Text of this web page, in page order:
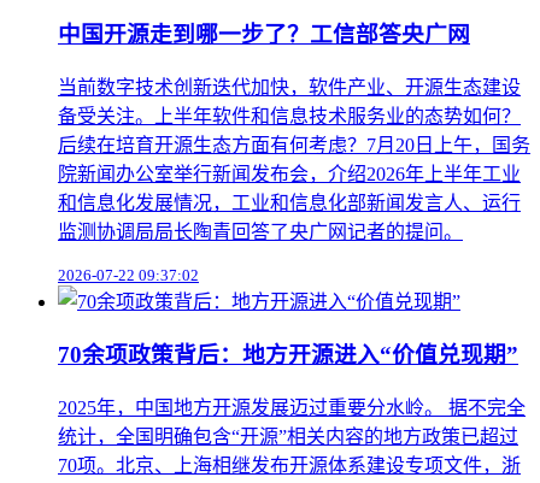
中国开源走到哪一步了？工信部答央广网
当前数字技术创新迭代加快，软件产业、开源生态建设
备受关注。上半年软件和信息技术服务业的态势如何？
后续在培育开源生态方面有何考虑？7月20日上午，国务
院新闻办公室举行新闻发布会，介绍2026年上半年工业
和信息化发展情况，工业和信息化部新闻发言人、运行
监测协调局局长陶青回答了央广网记者的提问。
2026-07-22 09:37:02
70余项政策背后：地方开源进入“价值兑现期”
2025年，中国地方开源发展迈过重要分水岭。 据不完全
统计，全国明确包含“开源”相关内容的地方政策已超过
70项。北京、上海相继发布开源体系建设专项文件，浙